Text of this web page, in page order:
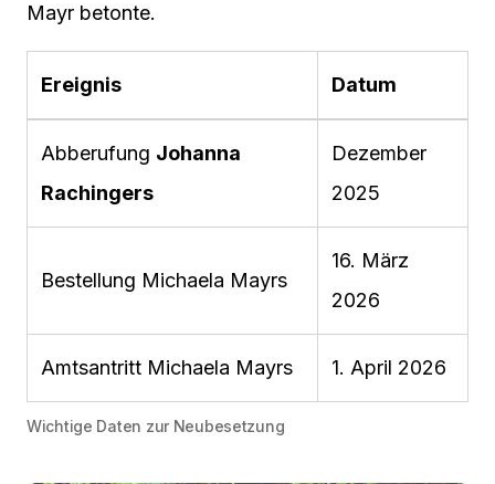
Mayr betonte.
Wichtige Daten zur Neubesetzung
Ereignis Datum
Abberufung Johanna
Rachingers
Dezember
2025
Bestellung Michaela Mayrs
16. März
2026
Amtsantritt Michaela Mayrs 1. April 2026